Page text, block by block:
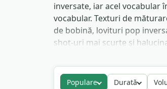
inversate, iar acel vocabular
vocabular. Texturi de
de bobină, lovituri pop
shot-uri mai scurte și
percepție alterată într-un
de tranziție. Editorii de
Populare Durată